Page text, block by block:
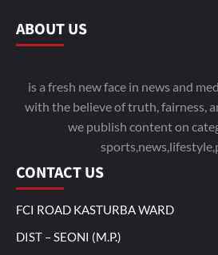
ABOUT US
is a fresh new face in news and
with the believe of truth, fairness,
we publish content on
CONTACT US
FCI ROAD KASTURBA WARD
DIST – SEONI (M.P.)